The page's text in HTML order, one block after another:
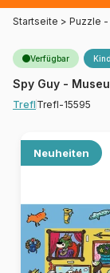
Startseite > Puzzle
Verfügbar
Spy Guy -
Trefl Trefl-15595
Neuheiten